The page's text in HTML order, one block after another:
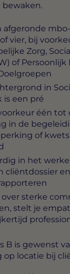
bewaken.
afgeronde
vier, bij
Zorg,
of
in
is een pré
één tot
in de
of
in het
cliëntdossier
sterke
stelt je
B is gewenst
op locatie bij